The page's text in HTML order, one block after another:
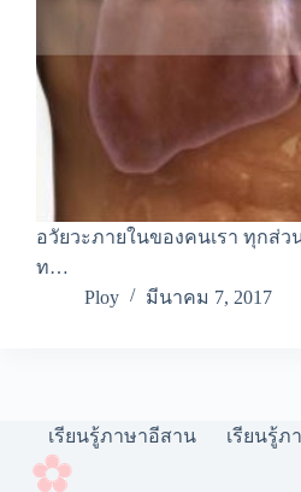
อวัยวะภายในของคนเรา ทุกส่
ท…
Ploy
มีนาคม 7, 2017
เรียนรู้ภาษาอีสาน เรียนรู้ภ